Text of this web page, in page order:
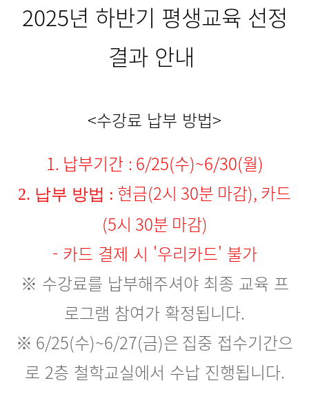
2025년 하반기 평생교육 선정
결과 안내
<수강료 납부 방법>
1. 납부기간 : 6/25(수)~6/30(월)
2. 납부 방법 : 현금(2시 30분 마감), 카드
(5시 30분 마감)
- 카드 결제 시 '우리카드' 불가
※ 수강료를 납부해주셔야 최종 교육 프
로그램 참여가 확정됩니다.
※ 6/25(수)~6/27(금)은 집중 접수기간으
로 2층 철학교실에서 수납 진행됩니다.